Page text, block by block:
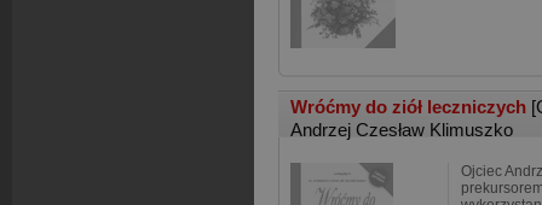
Wróćmy do ziół leczniczych
Andrzej Czesław Klimuszko
Ojciec